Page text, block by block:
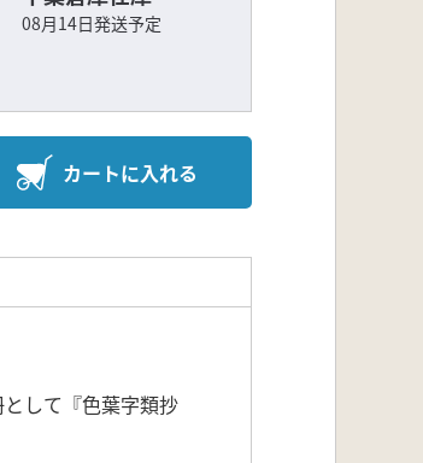
08月14日発送予定
カートに入れる
して『色葉字類抄